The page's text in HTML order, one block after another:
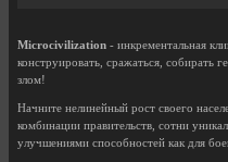
Microcivilization - инкрементальная
конструировать, сражаться, собирать
злом!
Начните нелинейный рост своего
комбинации правительств, сотни
улучшениями способностей как для